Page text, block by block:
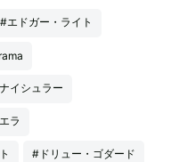
#エドガー・ライト
イシュラー
ラ
#ドリュー・ゴダード